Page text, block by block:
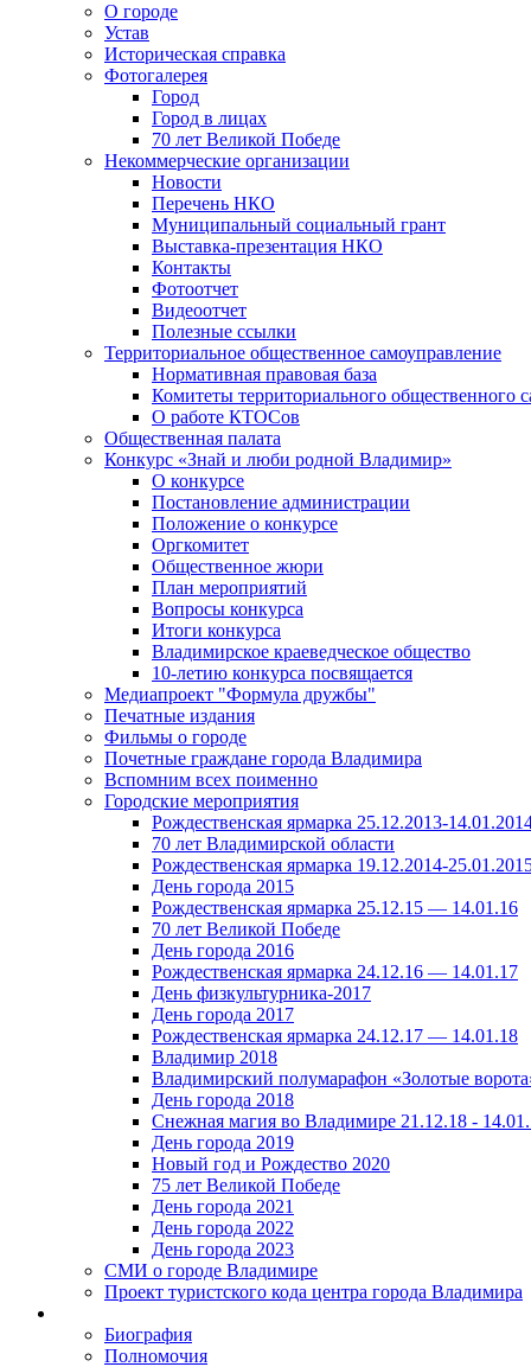
О городе
Устав
Историческая справка
Фотогалерея
Город
Город в лицах
70 лет Великой Победе
Некоммерческие организации
Новости
Перечень НКО
Муниципальный социальный грант
Выставка-презентация НКО
Контакты
Фотоотчет
Видеоотчет
Полезные ссылки
Территориальное общественное самоуправление
Нормативная правовая база
Комитеты территориального общественного
О работе КТОСов
Общественная палата
Конкурс «Знай и люби родной Владимир»
О конкурсе
Постановление администрации
Положение о конкурсе
Оргкомитет
Общественное жюри
План мероприятий
Вопросы конкурса
Итоги конкурса
Владимирское краеведческое общество
10-летию конкурса посвящается
Медиапроект "Формула дружбы"
Печатные издания
Фильмы о городе
Почетные граждане города Владимира
Вспомним всех поименно
Городские мероприятия
Рождественская ярмарка 25.12.2013-
70 лет Владимирской области
Рождественская ярмарка 19.12.2014-
День города 2015
Рождественская ярмарка 25.12.15 — 14.01.16
70 лет Великой Победе
День города 2016
Рождественская ярмарка 24.12.16 — 14.01.17
День физкультурника-2017
День города 2017
Рождественская ярмарка 24.12.17 — 14.01.18
Владимир 2018
Владимирский полумарафон «Золотые
День города 2018
Снежная магия во Владимире 21.12.18 -
День города 2019
Новый год и Рождество 2020
75 лет Великой Победе
День города 2021
День города 2022
День города 2023
СМИ о городе Владимире
Проект туристского кода центра города Владимира
Биография
Полномочия